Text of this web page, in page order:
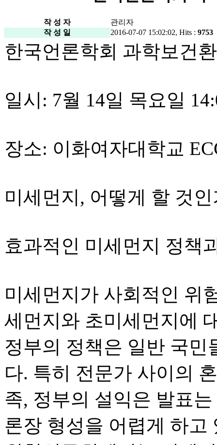
작 성 자
관리자
작 성 일
2016-07-07 15:02:02, Hits : 9753
한국언론학회 과학보건
일시: 7월 14일 목요일
장소: 이화여자대학교
미세먼지, 어떻게 할 것인
효과적인 미세먼지 정책
미세먼지가 사회적인 위
세먼지와 초미세먼지에
정부의 정책은 일반 국
다. 특히 전문가 사이의
족, 정부의 설익은 발표
론장 형성을 어렵게 하